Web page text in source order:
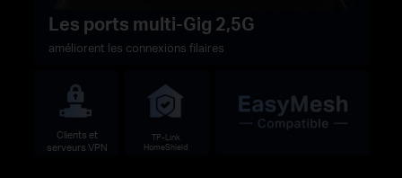
Les ports multi-Gig 2,5G
améliorent les connexions filaires
Clients et
serveurs VPN
TP-Link
HomeShield